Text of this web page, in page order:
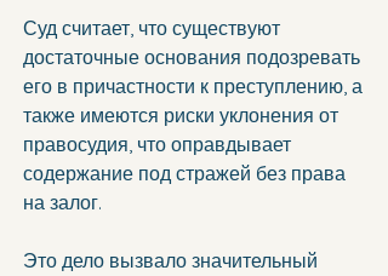
Суд считает, что существуют
достаточные основания подозревать
его в причастности к преступлению, а
также имеются риски уклонения от
правосудия, что оправдывает
содержание под стражей без права
на залог.
Это дело вызвало значительный